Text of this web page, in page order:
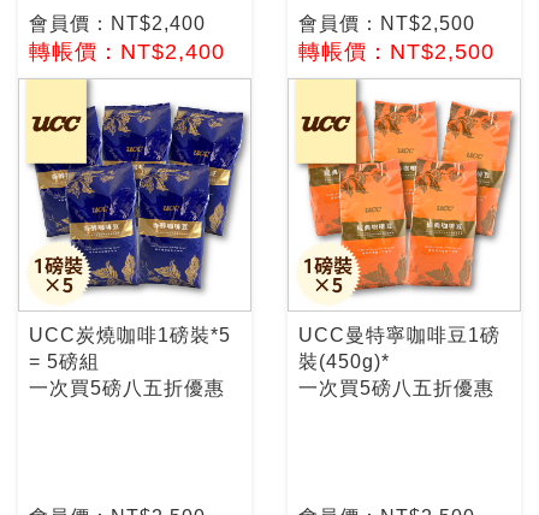
會員價：NT$2,400
轉帳價：NT$2,400
會員價：NT$2,500
轉帳價：NT$2,500
UCC炭燒咖啡1磅裝*5
= 5磅組
一次買5磅八五折優惠
UCC曼特寧咖啡豆1磅
裝(450g)*
一次買5磅八五折優惠